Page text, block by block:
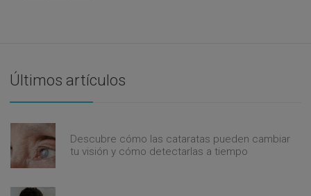
Últimos artículos
Descubre cómo las cataratas pueden cambiar
tu visión y cómo detectarlas a tiempo